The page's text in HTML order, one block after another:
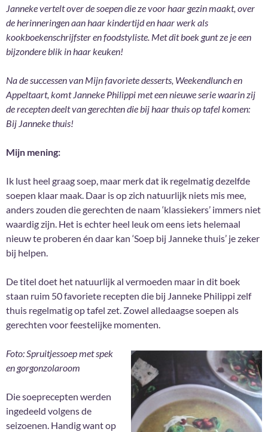
Janneke vertelt over de soepen die ze voor haar gezin maakt, over
de herinneringen aan haar kindertijd en haar werk als
kookboekenschrijfster en foodstyliste. Met dit boek gunt ze je een
bijzondere blik in haar keuken!
Na de successen van Mijn favoriete desserts, Weekendlunch en
Appeltaart, komt Janneke Philippi met een nieuwe serie waarin zij
de recepten deelt van gerechten die bij haar thuis op tafel komen:
Bij Janneke thuis!
Mijn mening:
Ik lust heel graag soep, maar merk dat ik regelmatig dezelfde
soepen klaar maak. Daar is op zich natuurlijk niets mis mee,
anders zouden die gerechten de naam ‘klassiekers’ immers niet
waardig zijn. Het is echter heel leuk om eens iets helemaal
nieuw te proberen én daar kan ‘Soep bij Janneke thuis’ je zeker
bij helpen.
De titel doet het natuurlijk al vermoeden maar in dit boek
staan ruim 50 favoriete recepten die bij Janneke Philippi zelf
thuis regelmatig op tafel zet. Zowel alledaagse soepen als
gerechten voor feestelijke momenten.
Foto: Spruitjessoep met spek
en gorgonzolaroom
Die soeprecepten werden
ingedeeld volgens de
seizoenen. Handig want op